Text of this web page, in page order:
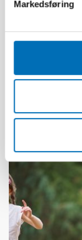
Markedsføring
Join the
model and